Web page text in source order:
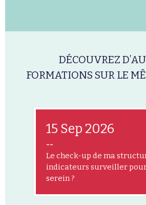
DÉCOUVREZ
FORMATIONS SUR LE
15 Sep 2026
--
Le check-up de ma
indicateurs surveiller
serein ?